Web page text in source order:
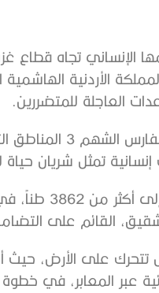
الإنساني تجاه قطاع
المملكة الأردنية
العاجلة للمتضررين.
واستهدفت عملية طيور
تمثل شريان حياة
وارتفع إجمالي ما
القائم على
الغذائية عبر